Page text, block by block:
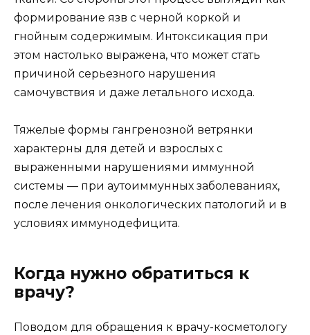
формирование язв с черной коркой и
гнойным содержимым. Интоксикация при
этом настолько выражена, что может стать
причиной серьезного нарушения
самочувствия и даже летального исхода.
Тяжелые формы гангренозной ветрянки
характерны для детей и взрослых с
выраженными нарушениями иммунной
системы — при аутоиммунных заболеваниях,
после лечения онкологических патологий и в
условиях иммунодефицита.
Когда нужно обратиться к
врачу?
Поводом для обращения к врачу-косметологу